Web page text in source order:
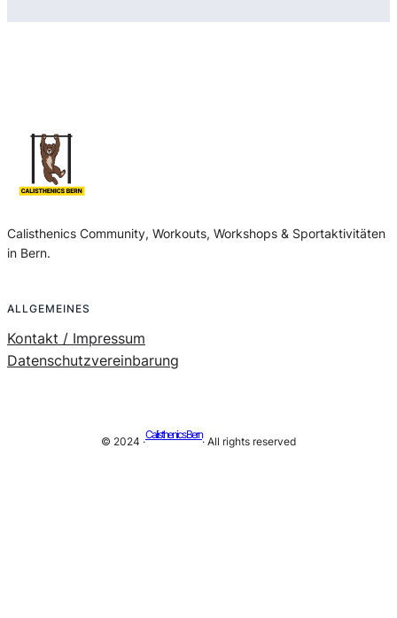
Calisthenics Community, Workouts, Workshops & Sportaktivitäten
in Bern.
ALLGEMEINES
Kontakt / Impressum
Datenschutzvereinbarung
© 2024 ·
Calisthenics Bern
· All rights reserved